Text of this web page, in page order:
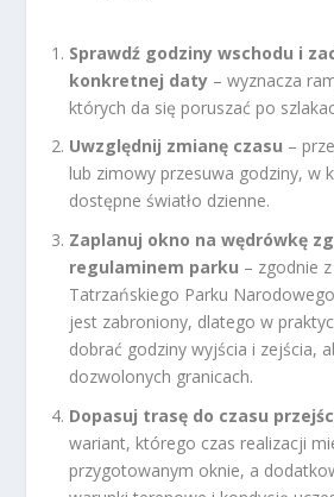
Sprawdź godziny wschodu i
konkretnej daty – wyznacza
których da się poruszać po
Uwzględnij zmianę czasu –
lub zimowy przesuwa godziny, w
dostępne światło dzienne.
Zaplanuj okno na wędrówkę
regulaminem parku – zgodnie
Tatrzańskiego Parku
jest zabroniony, dlatego w
dobrać godziny wyjścia i zejścia,
dozwolonych granicach.
Dopasuj trasę do czasu
wariant, którego czas realizacji
przygotowanym oknie, a